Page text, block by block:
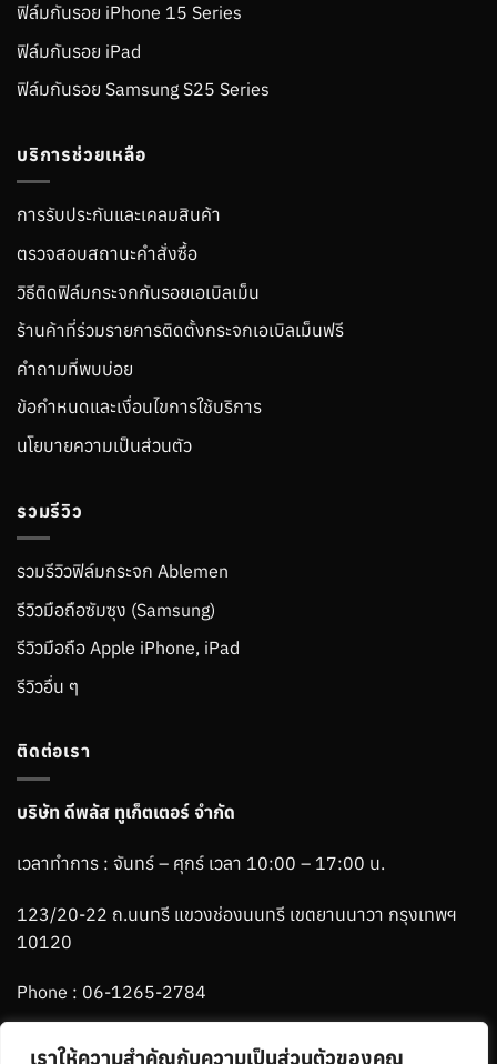
เราให้ความสำคัญกับความเป็นส่วนตัวของคุณ
ฟิล์มกันรอย iPhone 15 Series
ฟิล์มกันรอย iPad
ฟิล์มกันรอย Samsung S25 Series
บริการช่วยเหลือ
การรับประกันและเคลมสินค้า
ตรวจสอบสถานะคำสั่งซื้อ
วิธีติดฟิล์มกระจกกันรอยเอเบิลเม็น
ร้านค้าที่ร่วมรายการติดตั้งกระจกเอเบิลเม็นฟรี
คำถามที่พบบ่อย
ข้อกำหนดและเงื่อนไขการใช้บริการ
นโยบายความเป็นส่วนตัว
รวมรีวิว
รวมรีวิวฟิล์มกระจก Ablemen
รีวิวมือถือซัมซุง (Samsung)
รีวิวมือถือ Apple iPhone, iPad
รีวิวอื่น ๆ
ติดต่อเรา
บริษัท ดีพลัส ทูเก็ตเตอร์ จำกัด
เวลาทำการ : จันทร์ – ศุกร์ เวลา 10:00 – 17:00 น.
123/20-22 ถ.นนทรี แขวงช่องนนทรี เขตยานนาวา กรุงเทพฯ
10120
Phone : 06-1265-2784
Line :@ablemenbrand